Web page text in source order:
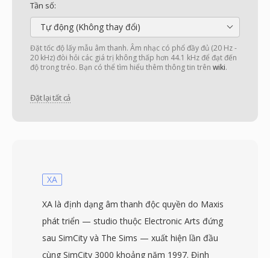
Tần số:
Tự động (Không thay đổi)
Đặt tốc độ lấy mẫu âm thanh. Âm nhạc có phổ đầy đủ (20 Hz -
20 kHz) đòi hỏi các giá trị không thấp hơn 44.1 kHz để đạt đến
độ trong trẻo. Bạn có thể tìm hiểu thêm thông tin trên wiki.
Đặt lại tất cả
XA
XA là định dạng âm thanh độc quyền do Maxis
phát triển — studio thuộc Electronic Arts đứng
sau SimCity và The Sims — xuất hiện lần đầu
cùng SimCity 3000 khoảng năm 1997. Định